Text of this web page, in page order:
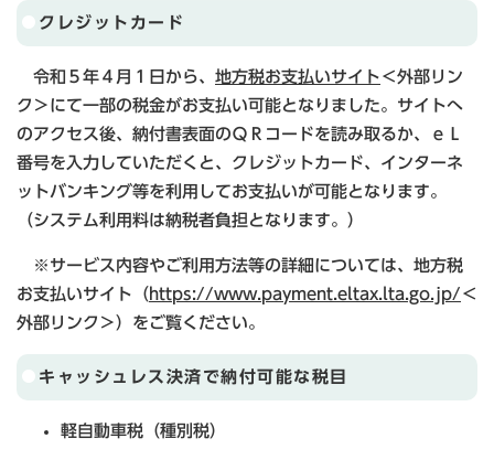
クレジットカード
令和５年４月１日から、 地方税お支払いサイト ＜外部リン
ク＞ にて一部の税金がお支払い可能となりました。サイトへ
のアクセス後、納付書表面のＱＲコードを読み取るか、ｅＬ
番号を入力していただくと、クレジットカード、インターネ
ットバンキング等を利用してお支払いが可能となります。
（システム利用料は納税者負担となります。）
※サービス内容やご利用方法等の詳細については、地方税
お支払いサイト（ https://www.payment.eltax.lta.go.jp/ ＜
外部リンク＞ ）をご覧ください。
キャッシュレス決済で納付可能な税目
軽自動車税（種別税）